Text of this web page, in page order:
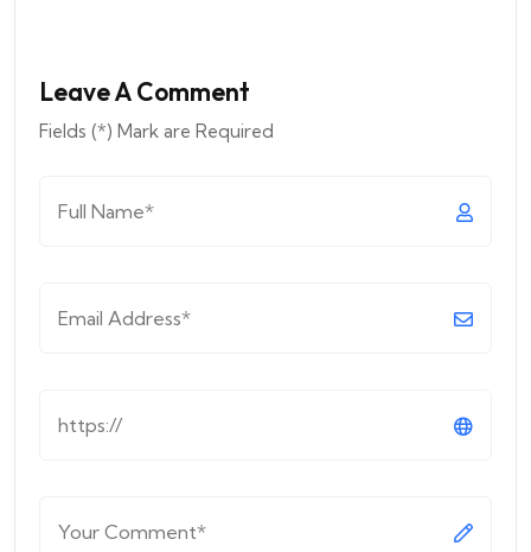
Leave A Comment
Fields (*) Mark are Required